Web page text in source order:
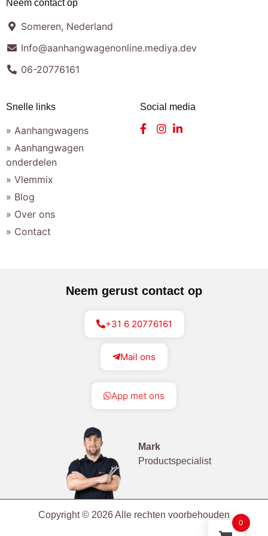
Neem contact op
Someren, Nederland
Info@aanhangwagenonline.mediya.dev
06-20776161
Snelle links
» Aanhangwagens
» Aanhangwagen
onderdelen
» Vlemmix
» Blog
» Over ons
» Contact
Social media
Neem gerust contact op
+31 6 20776161
Mail ons
App met ons
Mark
Productspecialist
Copyright © 2026 Alle rechten voorbehouden
0